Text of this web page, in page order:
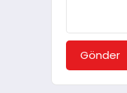
Gönder